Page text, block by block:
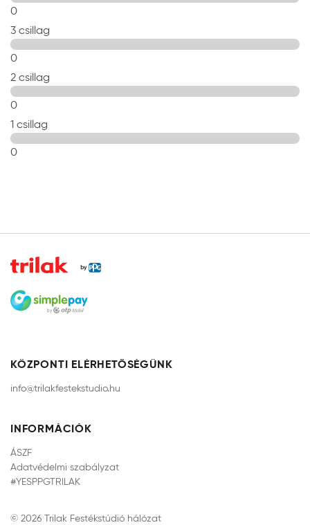
0
3 csillag
0
2 csillag
0
1 csillag
0
KÖZPONTI ELÉRHETŐSÉGÜNK
info@trilakfestekstudio.hu
INFORMÁCIÓK
ÁSZF
Adatvédelmi szabályzat
#YESPPGTRILAK
© 2026 Trilak Festékstúdió hálózat